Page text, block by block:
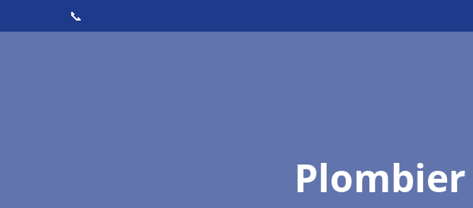
📞
Plombier